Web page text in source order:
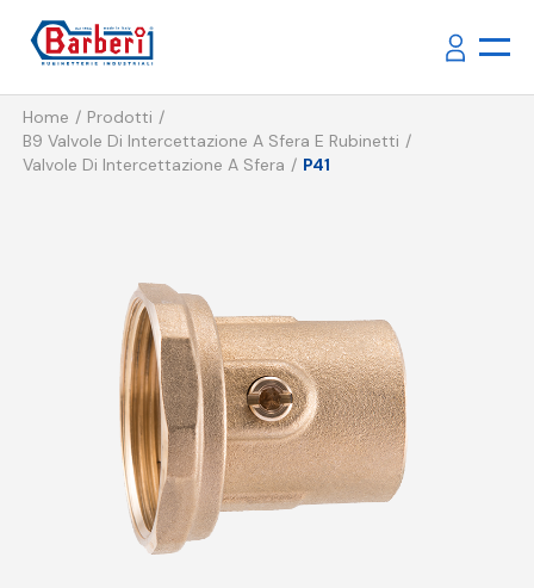
Home
Prodotti
B9 Valvole Di Intercettazione A Sfera E Rubinetti
Valvole Di Intercettazione A Sfera
P41